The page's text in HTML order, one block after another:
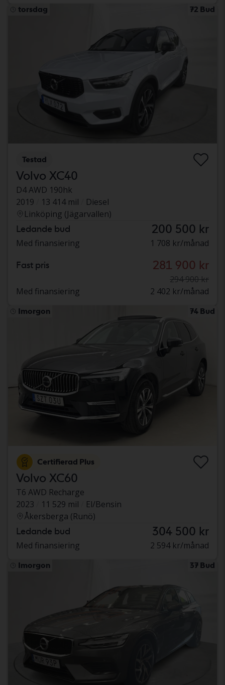
torsdag 72 Bud
Testad
Volvo XC40
D4 AWD 190hk
2019
13 414 mil
Diesel
Linköping (Jägarvallen)
Ledande bud 200 500 kr
Med finansiering 1 708 kr/månad
Fast pris 281 900 kr
294 900 kr
Med finansiering
2 402 kr/månad
Imorgon 74 Bud
Certifierad Plus
Volvo XC60
T6 AWD Recharge
2023
11 529 mil
El/Bensin
Åkersberga (Runö)
Ledande bud 304 500 kr
Med finansiering 2 594 kr/månad
Imorgon 37 Bud